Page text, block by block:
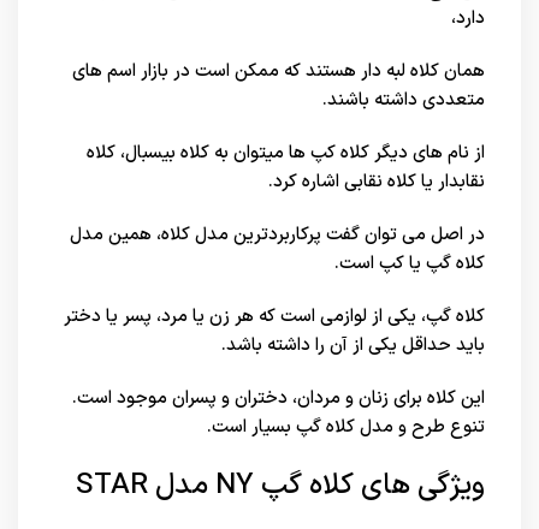
دارد،
همان کلاه لبه دار هستند که ممکن است در بازار اسم های
متعددی داشته باشند.
از نام های دیگر کلاه کپ ها میتوان به کلاه بیسبال، کلاه
نقابدار یا کلاه نقابی اشاره کرد.
در اصل می توان گفت پرکاربردترین مدل کلاه، همین مدل
کلاه گپ یا کپ است.
کلاه گپ، یکی از لوازمی است که هر زن یا مرد، پسر یا دختر
باید حداقل یکی از آن را داشته باشد.
این کلاه برای زنان و مردان، دختران و پسران موجود است.
تنوع طرح و مدل کلاه گپ بسیار است.
ویژگی های کلاه گپ NY مدل STAR